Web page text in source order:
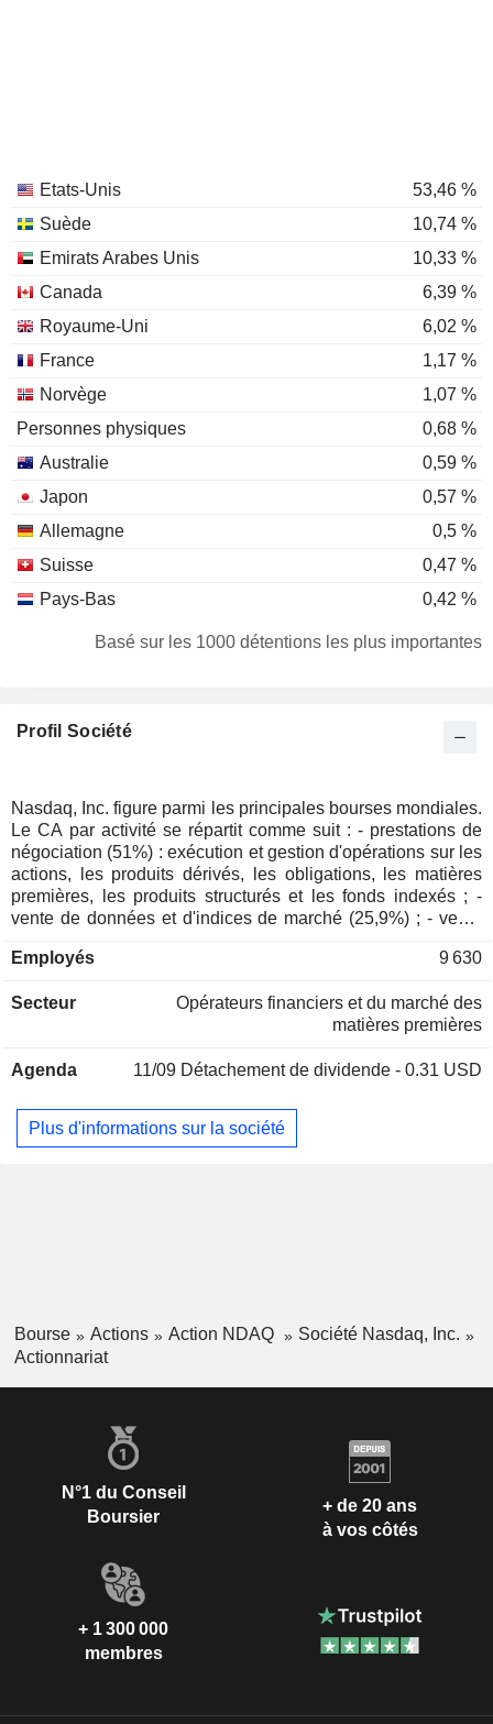
Etats-Unis
53,46 %
Suède
10,74 %
Emirats Arabes Unis
10,33 %
Canada
6,39 %
Royaume-Uni
6,02 %
France
1,17 %
Norvège
1,07 %
Personnes physiques
0,68 %
Australie
0,59 %
Japon
0,57 %
Allemagne
0,5 %
Suisse
0,47 %
Pays-Bas
0,42 %
Hong Kong
0,33 %
Irlande
0,14 %
Luxembourg
0,09 %
Espagne
0,05 %
Finlande
0,05 %
Belgique
0,04 %
République Tchèque
0,03 %
Nouvelle-Zélande
0,02 %
Afrique du Sud
Mexique
Basé sur les 1000 détentions les plus importantes
Profil Société
Nasdaq, Inc. figure parmi les principales bourses mondiales.
Le CA par activité se répartit comme suit : - prestations de
négociation (51%) : exécution et gestion d'opérations sur les
actions, les produits dérivés, les obligations, les matières
premières, les produits structurés et les fonds indexés ; -
vente de données et d'indices de marché (25,9%) ; - vente
des solutions de courtage, de conservation, de
de diffusion d'informations ; - autres (0,7%).
Employés 9 630
Secteur
Opérateurs financiers et du marché des
matières premières
Agenda 11/09 Détachement de dividende - 0.31 USD
Plus d'informations sur la société
Bourse Actions Action NDAQ
Société Nasdaq, Inc.
Actionnariat
N°1 du Conseil
Boursier
+ de 20 ans
à vos côtés
+ 1 300 000
membres